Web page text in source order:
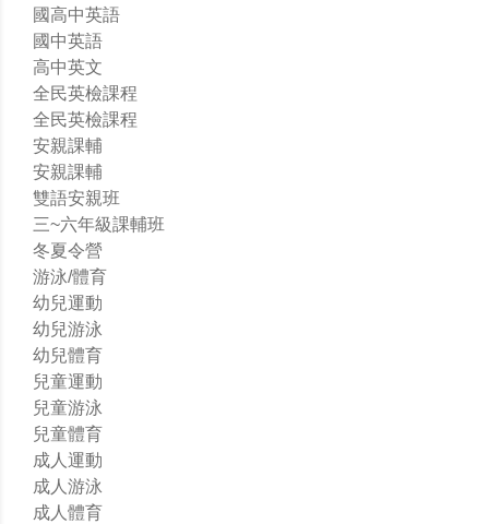
國高中英語
國中英語
高中英文
全民英檢課程
全民英檢課程
安親課輔
安親課輔
雙語安親班
三~六年級課輔班
冬夏令營
游泳/體育
幼兒運動
幼兒游泳
幼兒體育
兒童運動
兒童游泳
兒童體育
成人運動
成人游泳
成人體育